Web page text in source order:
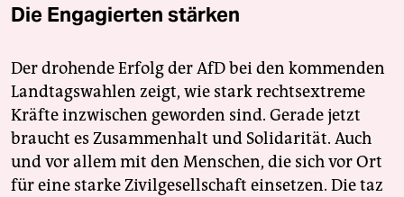
Die Engagierten stärken
Der drohende Erfolg der AfD bei den kommenden
Landtagswahlen zeigt, wie stark rechtsextreme
Kräfte inzwischen geworden sind. Gerade jetzt
braucht es Zusammenhalt und Solidarität. Auch
und vor allem mit den Menschen, die sich vor Ort
für eine starke Zivilgesellschaft einsetzen. Die taz